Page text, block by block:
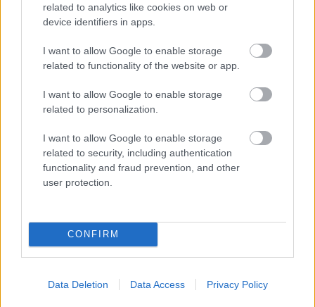
related to analytics like cookies on web or
device identifiers in apps.
I want to allow Google to enable storage
related to functionality of the website or app.
I want to allow Google to enable storage
related to personalization.
I want to allow Google to enable storage
related to security, including authentication
functionality and fraud prevention, and other
user protection.
CONFIRM
Data Deletion Data Access Privacy Policy